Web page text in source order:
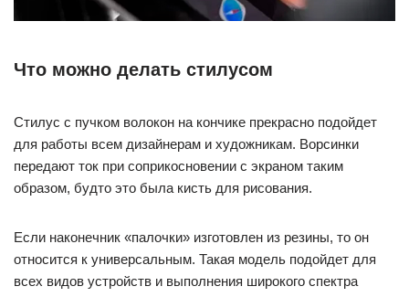
Что можно делать стилусом
Стилус с пучком волокон на кончике прекрасно подойдет
для работы всем дизайнерам и художникам. Ворсинки
передают ток при соприкосновении с экраном таким
образом, будто это была кисть для рисования.
Если наконечник «палочки» изготовлен из резины, то он
относится к универсальным. Такая модель подойдет для
всех видов устройств и выполнения широкого спектра